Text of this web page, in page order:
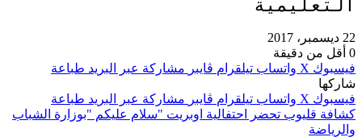
التعليمية
22 ديسمبر، 2017
0 أقل من دقيقة
فيسبوك ‫X واتساب تيلقرام ڤايبر مشاركة عبر البريد طباعة
شاركها
فيسبوك ‫X واتساب تيلقرام ڤايبر مشاركة عبر البريد طباعة
كشافة قليوب تحضر احتفالية اوبريت "سلام عليكم "بوزارة الشباب
والرياضة